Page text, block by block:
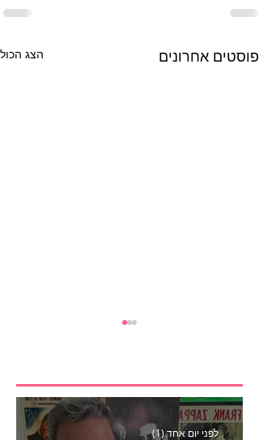
פוסטים אחרונים הצג הכול
לפני יום אחד (1)